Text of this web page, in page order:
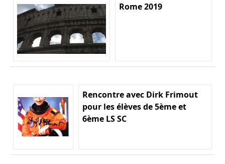
Rome 2019
Rencontre avec Dirk Frimout
pour les élèves de 5ème et
6ème LS SC